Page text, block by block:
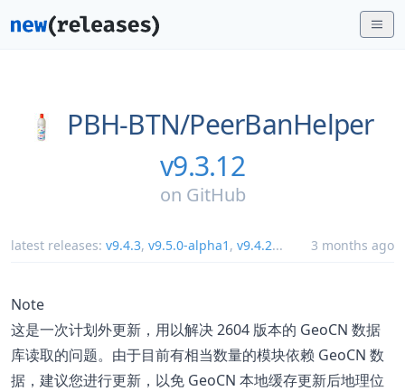
PBH-BTN/PeerBanHelper
v9.3.12
on GitHub
latest releases: v9.4.3, v9.5.0-alpha1 , v9.4.2... 3 months ago
Note
这是一次计划外更新，用以解决 2604 版本的 GeoCN 数据
库读取的问题。由于目前有相当数量的模块依赖 GeoCN 数
据，建议您进行更新，以免 GeoCN 本地缓存更新后地理位